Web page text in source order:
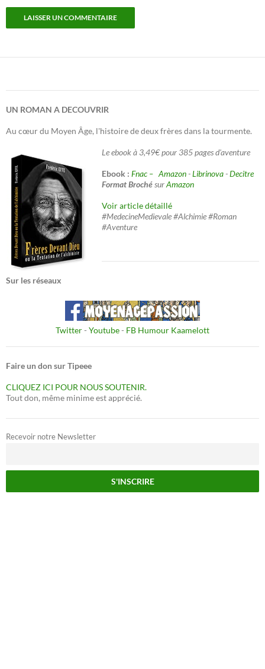
UN ROMAN A DECOUVRIR
Au cœur du Moyen Âge, l'histoire de deux frères dans la tourmente.
Le ebook à 3,49€ pour 385 pages d'aventure
Ebook : Fnac – Amazon-Librinova-Decitre
Format BrochésurAmazon
Voir article détaillé
#MedecineMedievale #Alchimie #Roman
#Aventure
Sur les réseaux
Twitter- Youtube- FB Humour Kaamelott
Faire un don sur Tipeee
CLIQUEZ ICI POUR NOUS SOUTENIR.
Tout don, même minime est apprécié.
Recevoir notre Newsletter